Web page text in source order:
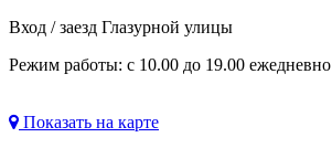
Вход / заезд Глазурной улицы
Режим работы: с 10.00 до 19.00 ежедневно
Показать на карте